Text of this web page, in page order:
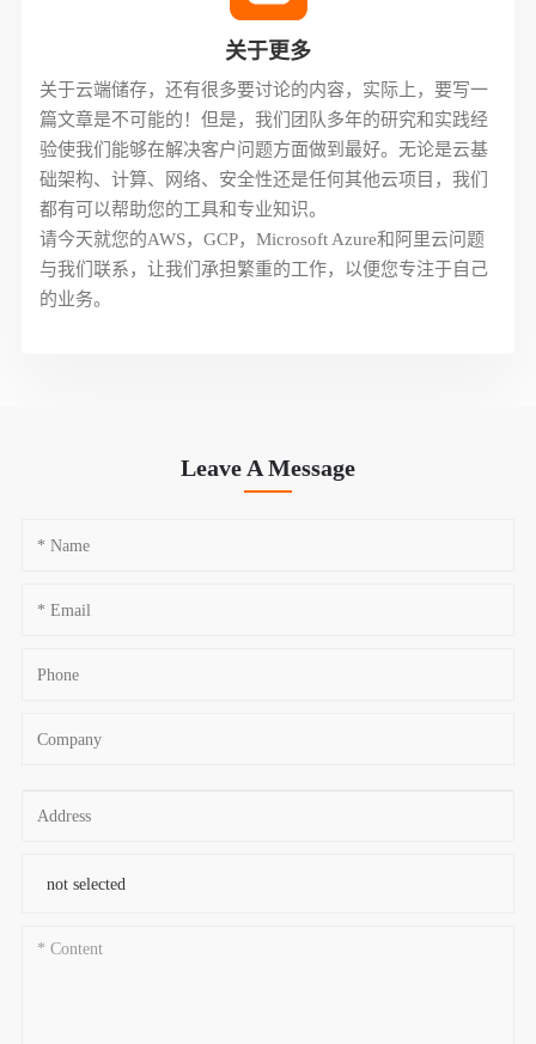
关于更多
关于云端储存，还有很多要讨论的内容，实际上，要写一
篇文章是不可能的！但是，我们团队多年的研究和实践经
验使我们能够在解决客户问题方面做到最好。无论是云基
础架构、计算、网络、安全性还是任何其他云项目，我们
都有可以帮助您的工具和专业知识。
请今天就您的AWS，GCP，Microsoft Azure和阿里云问题
与我们联系，让我们承担繁重的工作，以便您专注于自己
的业务。
Leave A Message